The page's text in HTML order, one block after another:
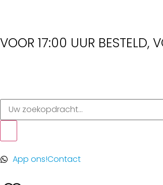
VOOR 17:00 UUR BESTELD,
App ons!Contact